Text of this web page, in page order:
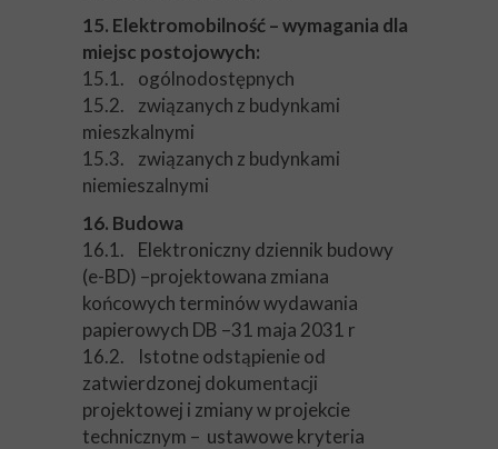
15. Elektromobilność – wymagania dla
miejsc postojowych:
15.1. ogólnodostępnych
15.2. związanych z budynkami
mieszkalnymi
15.3. związanych z budynkami
niemieszalnymi
16. Budowa
16.1. Elektroniczny dziennik budowy
(e-BD) –projektowana zmiana
końcowych terminów wydawania
papierowych DB –31 maja 2031 r
16.2. Istotne odstąpienie od
zatwierdzonej dokumentacji
projektowej i zmiany w projekcie
technicznym – ustawowe kryteria